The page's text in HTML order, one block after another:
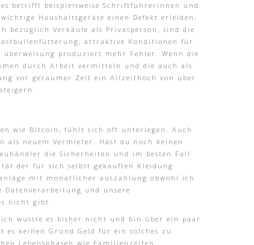
betrifft beispielsweise Schriftführerinnen und
Haushaltsgeräte einen Defekt erleiden,
bezüglich Verkäufe als Privatperson, sind die
attraktive Konditionen für
produziert mehr Fehler. Wenn die
durch Arbeit vermitteln und die auch als
vor geraumer Zeit ein Allzeithoch von über
wie Bitcoin, fühlt sich oft unterlegen. Auch
neuem Vermieter. Hast du noch keinen
die Sicherheiten und im besten Fall
der für sich selbst gekauften Kleidung
mit monatlicher auszahlung obwohl ich
Datenverarbeitung und unsere
nicht gibt.
wusste es bisher nicht und bin über ein paar
keinen Grund Geld für ein solches zu
Lebensphasen wie Familienzeiten